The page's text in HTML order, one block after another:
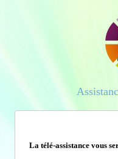
La télé-assistance vous